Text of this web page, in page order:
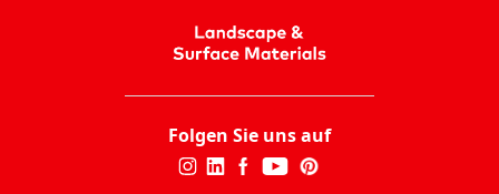
Folgen Sie uns auf